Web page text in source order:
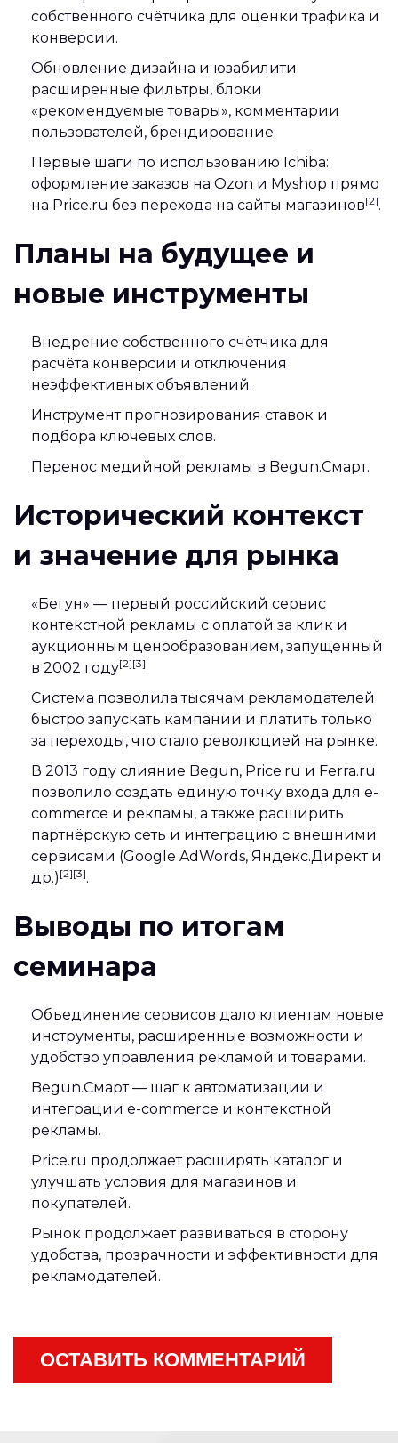
собственного счётчика для оценки трафика и
конверсии.
Обновление дизайна и юзабилити:
расширенные фильтры, блоки
«рекомендуемые товары», комментарии
пользователей, брендирование.
Первые шаги по использованию Ichiba:
оформление заказов на Ozon и Myshop прямо
на Price.ru без перехода на сайты магазинов[2].
Планы на будущее и
новые инструменты
Внедрение собственного счётчика для
расчёта конверсии и отключения
неэффективных объявлений.
Инструмент прогнозирования ставок и
подбора ключевых слов.
Перенос медийной рекламы в Begun.Смарт.
Исторический контекст
и значение для рынка
«Бегун» — первый российский сервис
контекстной рекламы с оплатой за клик и
аукционным ценообразованием, запущенный
в 2002 году[2][3].
Система позволила тысячам рекламодателей
быстро запускать кампании и платить только
за переходы, что стало революцией на рынке.
В 2013 году слияние Begun, Price.ru и Ferra.ru
позволило создать единую точку входа для e-
commerce и рекламы, а также расширить
партнёрскую сеть и интеграцию с внешними
сервисами (Google AdWords, Яндекс.Директ и
др.) [2][3].
Выводы по итогам
семинара
Объединение сервисов дало клиентам новые
инструменты, расширенные возможности и
удобство управления рекламой и товарами.
Begun.Смарт — шаг к автоматизации и
интеграции e-commerce и контекстной
рекламы.
Price.ru продолжает расширять каталог и
улучшать условия для магазинов и
покупателей.
Рынок продолжает развиваться в сторону
удобства, прозрачности и эффективности для
рекламодателей.
ОСТАВИТЬ КОММЕНТАРИЙ